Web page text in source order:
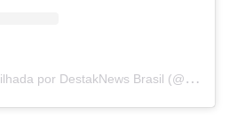
U
ma publicação compartilhada por DestakNews Brasil (@destaknewsbrasiloficial)